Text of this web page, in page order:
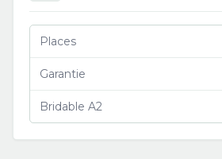
Places
Garantie
Bridable A2